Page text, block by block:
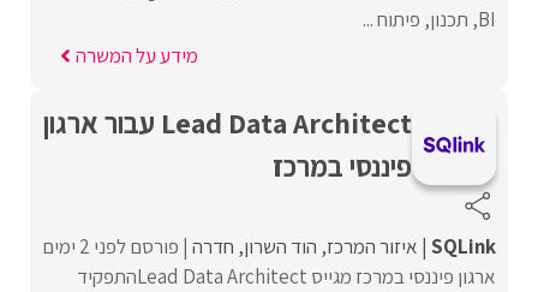
BI, תכנון, פיתוח ...
מידע על המשרה
Lead Data Architect עבור ארגון
פיננסי במרכז
SQLink איזור המרכז הוד השרון חדרה פורסם לפני 2 ימים
ארגון פיננסי במרכז מגייס Lead Data Architectהתפקיד